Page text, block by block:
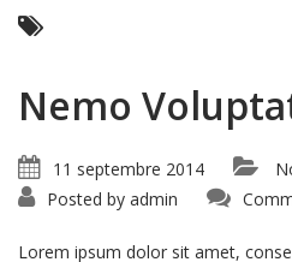
Nemo
11 septembre 2014
Posted by admin
Lorem ipsum dolor sit amet,